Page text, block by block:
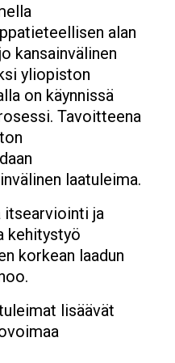
alan
kansainvälinen
yliopiston
on käynnissä
Tavoitteena
laatuleima.
itsearviointi ja
kehitystyö
korkean laadun
lisäävät